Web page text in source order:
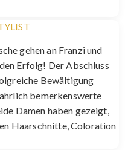
gehen an Franzi und
Erfolg! Der Abschluss
Bewältigung
bemerkenswerte
Damen haben gezeigt,
Haarschnitte, Coloration